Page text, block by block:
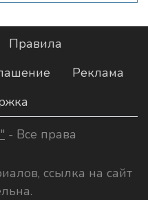
Правила
Реклама
- Все права
ссылка на сайт